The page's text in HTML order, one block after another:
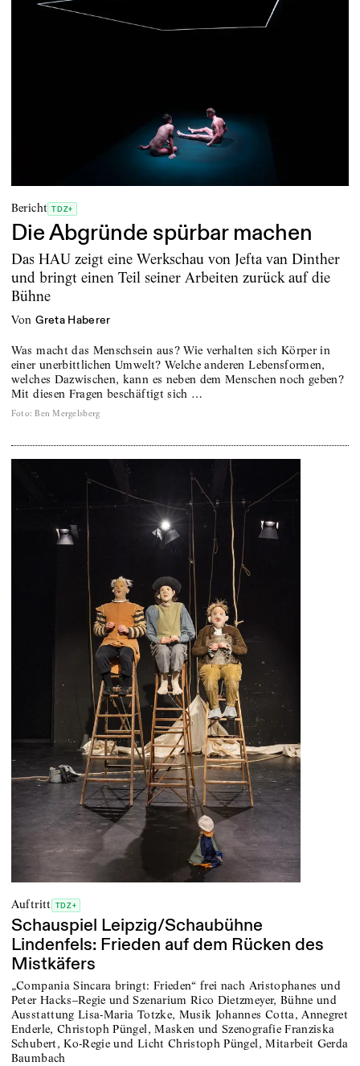
Bericht TDZ+
Die Abgründe spürbar machen
Das HAU zeigt eine Werkschau von Jefta van Dinther
und bringt einen Teil seiner Arbeiten zurück auf die
Bühne
von Greta Haberer
Was macht das Menschsein aus? Wie verhalten sich Körper in
einer unerbittlichen Umwelt? Welche anderen Lebensformen,
welches Dazwischen, kann es neben dem Menschen noch geben?
Mit diesen Fragen beschäftigt sich …
Foto: Ben Mergelsberg
Auftritt TDZ+
Schauspiel Leipzig/Schaubühne
Lindenfels: Frieden auf dem Rücken des
Mistkäfers
„Compania Sincara bringt: Frieden“ frei nach Aristophanes und
Peter Hacks–Regie und Szenarium Rico Dietzmeyer, Bühne und
Ausstattung Lisa-Maria Totzke, Musik Johannes Cotta, Annegret
Enderle, Christoph Püngel, Masken und Szenografie Franziska
Schubert, Ko-Regie und Licht Christoph Püngel, Mitarbeit Gerda
Baumbach